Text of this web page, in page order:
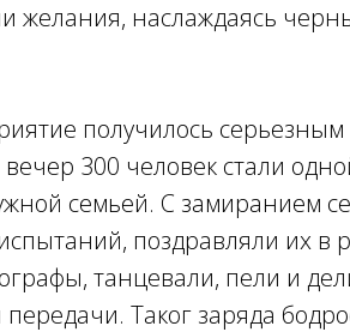
желания, наслаждаясь
получилось серьезным
вечер 300 человек стали
семьей. С замиранием
поздравляли их в
танцевали, пели и
Таког заряда